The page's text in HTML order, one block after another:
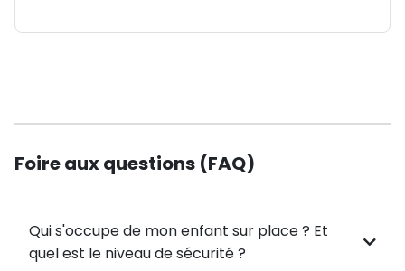
(90m de haut).
cristalline.
✨ Pourquoi choisir ce séjour ?
découverte
Des paysages spectaculaires et préservés
Foire aux questions (FAQ)
Qui s'occupe de mon enfant sur place ? Et
quel est le niveau de sécurité ?